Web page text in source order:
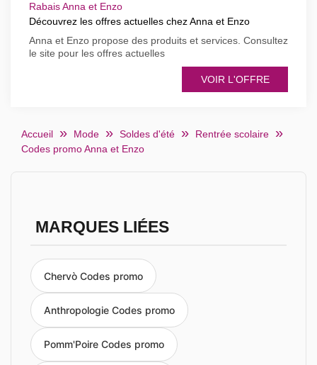
Rabais Anna et Enzo
Découvrez les offres actuelles chez Anna et Enzo
Anna et Enzo propose des produits et services. Consultez
le site pour les offres actuelles
VOIR L'OFFRE
Accueil Mode Soldes d'été
Rentrée scolaire
Codes promo Anna et Enzo
MARQUES LIÉES
Chervò Codes promo
Anthropologie Codes promo
Pomm'Poire Codes promo